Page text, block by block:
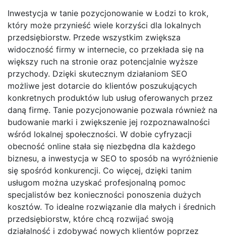
Inwestycja w tanie pozycjonowanie w Łodzi to krok,
który może przynieść wiele korzyści dla lokalnych
przedsiębiorstw. Przede wszystkim zwiększa
widoczność firmy w internecie, co przekłada się na
większy ruch na stronie oraz potencjalnie wyższe
przychody. Dzięki skutecznym działaniom SEO
możliwe jest dotarcie do klientów poszukujących
konkretnych produktów lub usług oferowanych przez
daną firmę. Tanie pozycjonowanie pozwala również na
budowanie marki i zwiększenie jej rozpoznawalności
wśród lokalnej społeczności. W dobie cyfryzacji
obecność online stała się niezbędna dla każdego
biznesu, a inwestycja w SEO to sposób na wyróżnienie
się spośród konkurencji. Co więcej, dzięki tanim
usługom można uzyskać profesjonalną pomoc
specjalistów bez konieczności ponoszenia dużych
kosztów. To idealne rozwiązanie dla małych i średnich
przedsiębiorstw, które chcą rozwijać swoją
działalność i zdobywać nowych klientów poprzez